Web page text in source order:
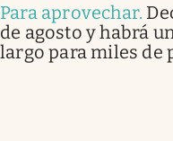
Para aprovechar.
de agosto y habrá
largo para miles de